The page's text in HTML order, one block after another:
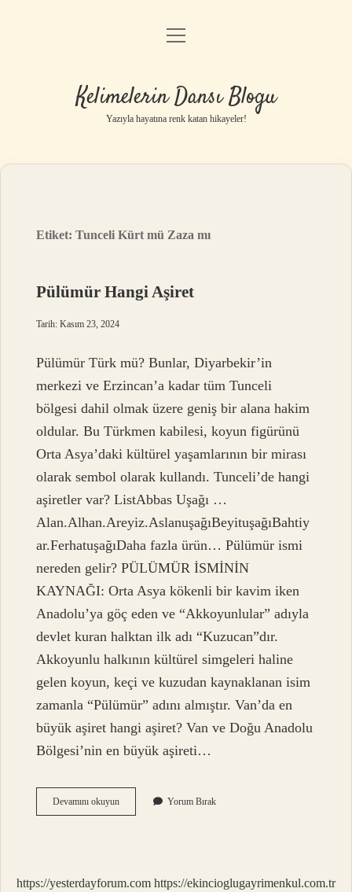
Anasayfa
Yasal Uyarı
menüyü
Kelimelerin Dansı Blogu
Yazıyla hayatına renk katan hikayeler!
Etiket:Tunceli Kürt mü Zaza mı
Pülümür Hangi Aşiret
Tarih: Kasım 23, 2024
Pülümür Türk mü? Bunlar, Diyarbekir’in
merkezi ve Erzincan’a kadar tüm Tunceli
bölgesi dahil olmak üzere geniş bir alana hakim
oldular. Bu Türkmen kabilesi, koyun figürünü
Orta Asya’daki kültürel yaşamlarının bir mirası
olarak sembol olarak kullandı. Tunceli’de hangi
aşiretler var? ListAbbas Uşağı …
Alan.Alhan.Areyiz.AslanuşağıBeyituşağıBahtiy
ar.FerhatuşağıDaha fazla ürün… Pülümür ismi
nereden gelir? PÜLÜMÜR İSMİNİN
KAYNAĞI: Orta Asya kökenli bir kavim iken
Anadolu’ya göç eden ve “Akkoyunlular” adıyla
devlet kuran halktan ilk adı “Kuzucan”dır.
Akkoyunlu halkının kültürel simgeleri haline
gelen koyun, keçi ve kuzudan kaynaklanan isim
zamanla “Pülümür” adını almıştır. Van’da en
büyük aşiret hangi aşiret? Van ve Doğu Anadolu
Bölgesi’nin en büyük aşireti…
Devamını okuyunPülümür
Hangi
Yorum Bırak
https://yesterdayforum.com https://ekincioglugayrimenkul.com.tr